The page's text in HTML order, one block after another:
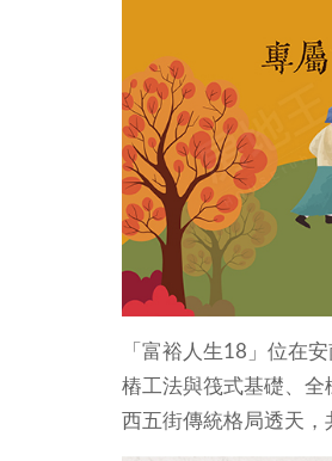
「富裕人生18」位在
樁工法與筏式基礎、全
西五街傳統格局透天，